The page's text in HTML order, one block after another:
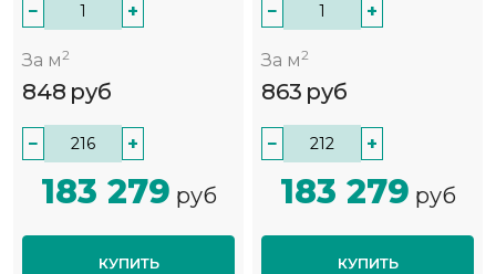
− +
За м2
848 руб
− +
183 279 руб
КУПИТЬ
− +
За м2
863 руб
− +
183 279 руб
КУПИТЬ